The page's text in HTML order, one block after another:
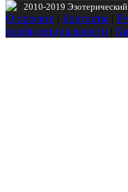
2010-2019
О проекте | Контакты |
конфиденциальности |